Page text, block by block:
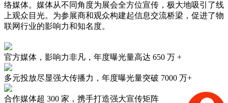
络媒体。媒体从不同角度为展会全方位宣传，极大地吸引了线
上观众目光。为参展商和观众构建起信息交流桥梁，促进了物
联网行业的影响力和知名度。
官方媒体，影响力非凡，年度曝光量高达 650 万 +
多元投放尽显强大传播力，年度曝光量突破 7000 万+
合作媒体超 300 家 ，携手打造强大宣传矩阵